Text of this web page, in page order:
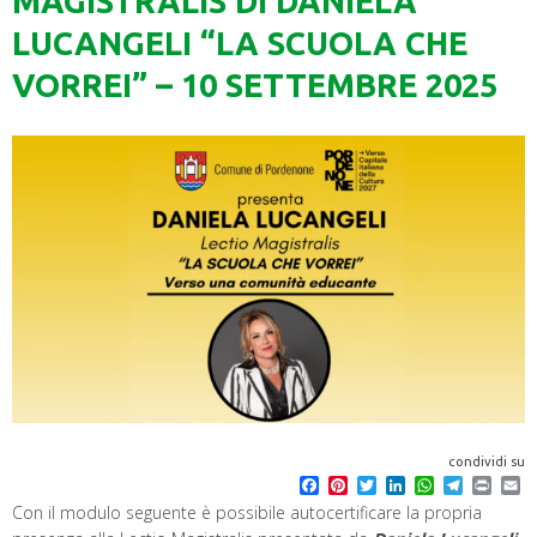
LUCANGELI “LA SCUOLA CHE
VORREI” – 10 SETTEMBRE 2025
condividi su
F
a
c
P
i
n
T
w
i
L
i
n
W
h
a
T
e
l
P
Con il modulo seguente è possibile autocertificare la propria